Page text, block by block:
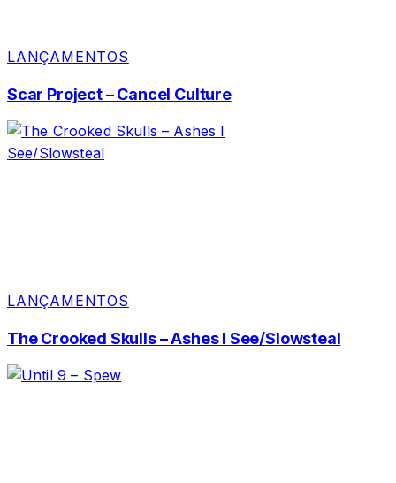
LANÇAMENTOS
Scar Project – Cancel Culture
LANÇAMENTOS
The Crooked Skulls – Ashes I See/Slowsteal